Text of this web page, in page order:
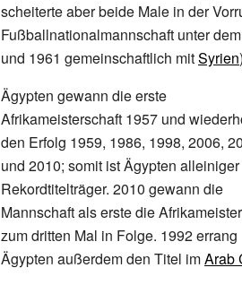
scheiterte aber beide Male in der
Fußballnationalmannschaft unter
und 1961 gemeinschaftlich mitSyrien
Ägypten gewann die erste
Afrikameisterschaft 1957 und
den Erfolg 1959, 1986, 1998, 2006,
und 2010; somit ist Ägypten alleiniger
Rekordtitelträger. 2010 gewann die
Mannschaft als erste die
zum dritten Mal in Folge. 1992 errang
Ägypten außerdem den Titel imArab